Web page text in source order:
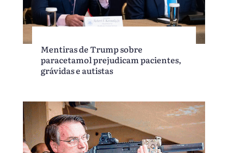
Mentiras de Trump sobre
paracetamol prejudicam pacientes,
grávidas e autistas